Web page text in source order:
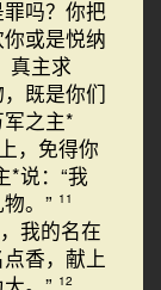
吗？你把
或是悦纳
主求
既是你们
之主*
，免得你
*说：“我
。” 11
我的名在
香，献上
12